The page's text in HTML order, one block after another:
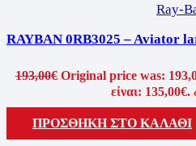
Ray-
RAYBAN 0RB3025 – Aviator
193,00€ Original price was:
είναι: 135,00€.
ΠΡΟΣΘΗΚΗ ΣΤΟ ΚΑΛΑΘΙ